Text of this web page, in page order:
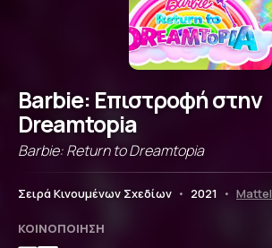
Barbie: Επιστροφή στην
Dreamtopia
Barbie: Return to Dreamtopia
Σειρά Κινουμένων Σχεδίων • 2021 • Mattel
ΚΟΙΝΟΠΟΊΗΣΗ